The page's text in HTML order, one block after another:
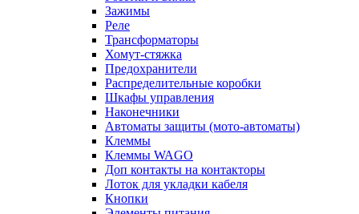
Зажимы
Реле
Трансформаторы
Хомут-стяжка
Предохранители
Распределительные коробки
Шкафы управления
Наконечники
Автоматы защиты (мото-автоматы)
Клеммы
Клеммы WAGO
Доп контакты на контакторы
Лоток для укладки кабеля
Кнопки